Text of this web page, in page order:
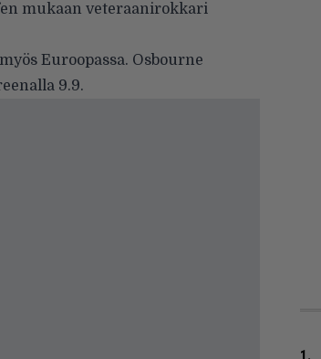
mukaan veteraanirokkari
Euroopassa. Osbourne
9.9.